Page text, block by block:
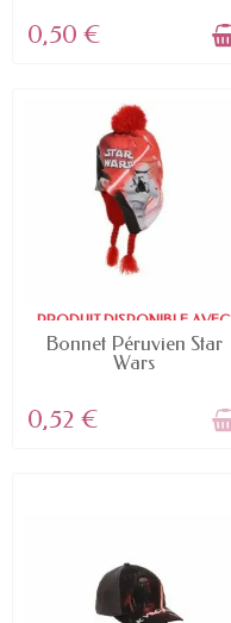
0,50 €
PRODUIT DISPONIBLE AVEC
D'AUTRES OPTIONS
Bonnet Péruvien Star
Wars
0,52 €